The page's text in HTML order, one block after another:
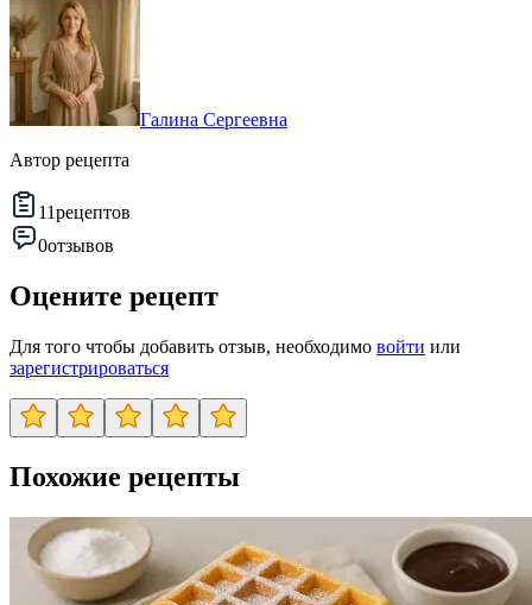
Галина Сергеевна
Автор рецепта
11рецептов
0отзывов
Оцените рецепт
Для того чтобы добавить отзыв, необходимо войти или
зарегистрироваться
Похожие рецепты